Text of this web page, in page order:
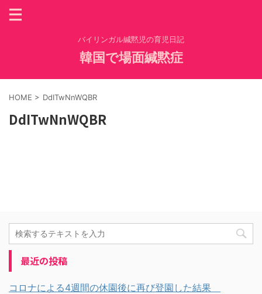
バイリンガル緘黙児の育児日記
韓国で場面緘黙症
HOME > DdITwNnWQBR
DdITwNnWQBR
最近の投稿
コロナによる4週間の休園後に再び登園した結果